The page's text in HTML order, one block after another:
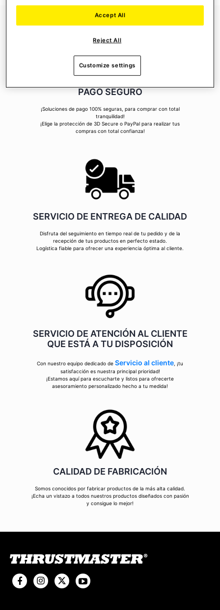
PAGO SEGURO
¡Soluciones de pago 100% seguras, para comprar con total
tranquilidad!
¡Elige la protección de 3D Secure o PayPal para realizar tus
compras con total confianza!
SERVICIO DE ENTREGA DE CALIDAD
Disfruta del seguimiento en tiempo real de tu pedido y de la
recepción de tus productos en perfecto estado.
Logística fiable para ofrecer una experiencia óptima al cliente.
SERVICIO DE ATENCIÓN AL CLIENTE
QUE ESTÁ A TU DISPOSICIÓN
Con nuestro equipo dedicado de Servicio al cliente , ¡tu
satisfacción es nuestra principal prioridad!
¡Estamos aquí para escucharte y listos para ofrecerte
asesoramiento personalizado hecho a tu medida!
CALIDAD DE FABRICACIÓN
Somos conocidos por fabricar productos de la más alta calidad.
¡Echa un vistazo a todos nuestros productos diseñados con pasión
y consigue lo mejor!
Reject All
Accept All
Customize settings